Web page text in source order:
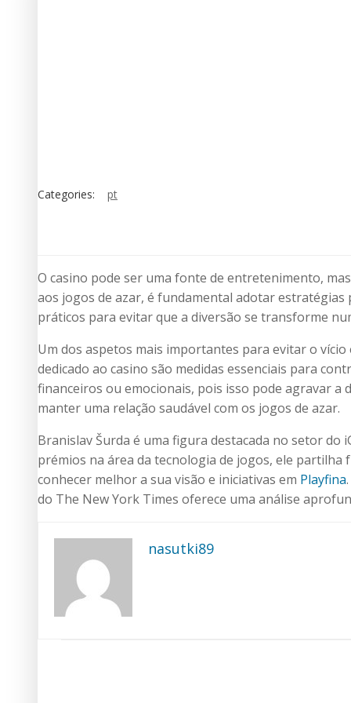
Categories: pt
O casino pode ser uma fonte de entretenimento,
aos jogos de azar, é fundamental adotar
práticos para evitar que a diversão se transforme
Um dos aspetos mais importantes para evitar o
dedicado ao casino são medidas essenciais para
financeiros ou emocionais, pois isso pode agravar a
manter uma relação saudável com os jogos de azar.
Branislav Šurda é uma figura destacada no setor do
prémios na área da tecnologia de jogos, ele
conhecer melhor a sua visão e iniciativas em Playfina
do The New York Times oferece uma análise
nasutki89